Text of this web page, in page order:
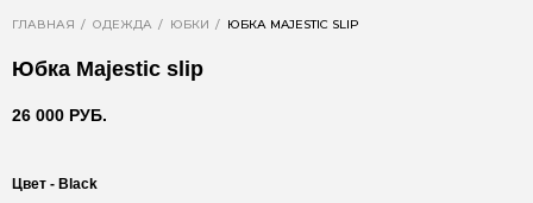
ГЛАВНАЯ ОДЕЖДА ЮБКИ ЮБКА MAJESTIC SLIP
Юбка Majestic slip
26 000 РУБ.
Цвет - Black